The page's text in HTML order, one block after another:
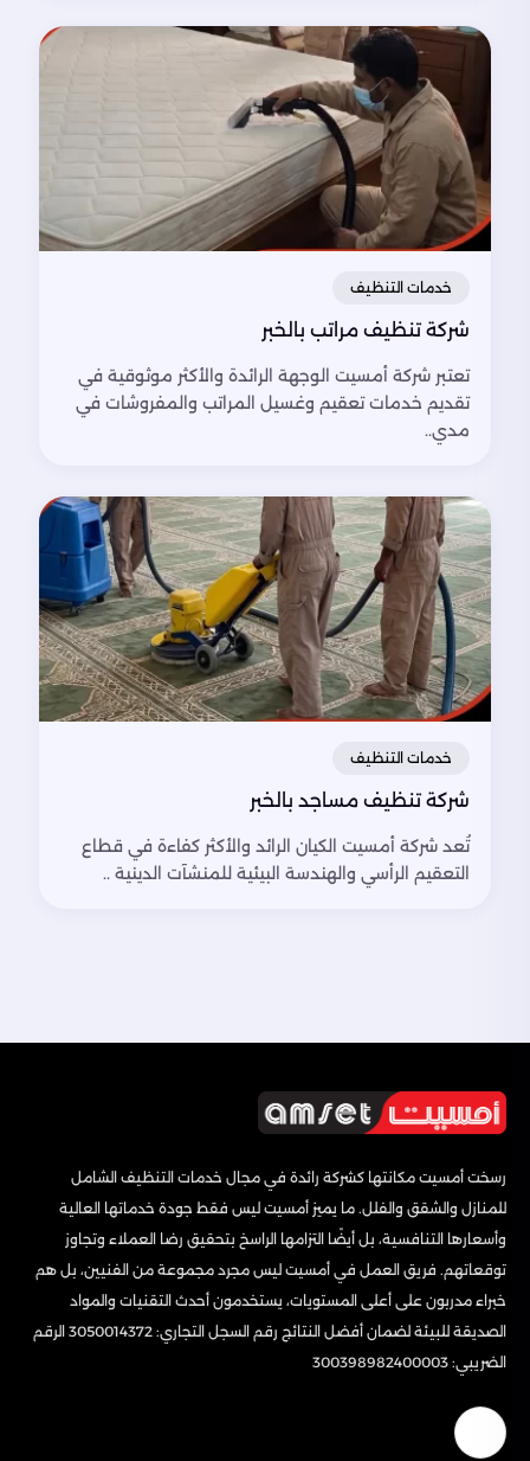
خدمات التنظيف
شركة تنظيف مراتب بالخبر
تعتبر شركة أمسيت الوجهة الرائدة والأكثر موثوقية في
تقديم خدمات تعقيم وغسيل المراتب والمفروشات في
مدي..
خدمات التنظيف
شركة تنظيف مساجد بالخبر
تُعد شركة أمسيت الكيان الرائد والأكثر كفاءة في قطاع
التعقيم الرأسي والهندسة البيئية للمنشآت الدينية ..
رسخت أمسيت مكانتها كشركة رائدة في مجال خدمات التنظيف الشامل
للمنازل والشقق والفلل. ما يميز أمسيت ليس فقط جودة خدماتها العالية
وأسعارها التنافسية، بل أيضًا التزامها الراسخ بتحقيق رضا العملاء وتجاوز
توقعاتهم. فريق العمل في أمسيت ليس مجرد مجموعة من الفنيين، بل هم
خبراء مدربون على أعلى المستويات، يستخدمون أحدث التقنيات والمواد
الصديقة للبيئة لضمان أفضل النتائج رقم السجل التجاري: 3050014372 الرقم
الضريبي: 300398982400003